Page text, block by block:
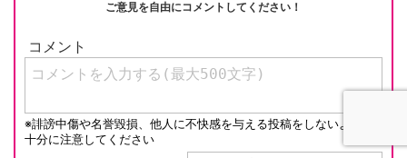
ご意見を自由にコメントしてください！